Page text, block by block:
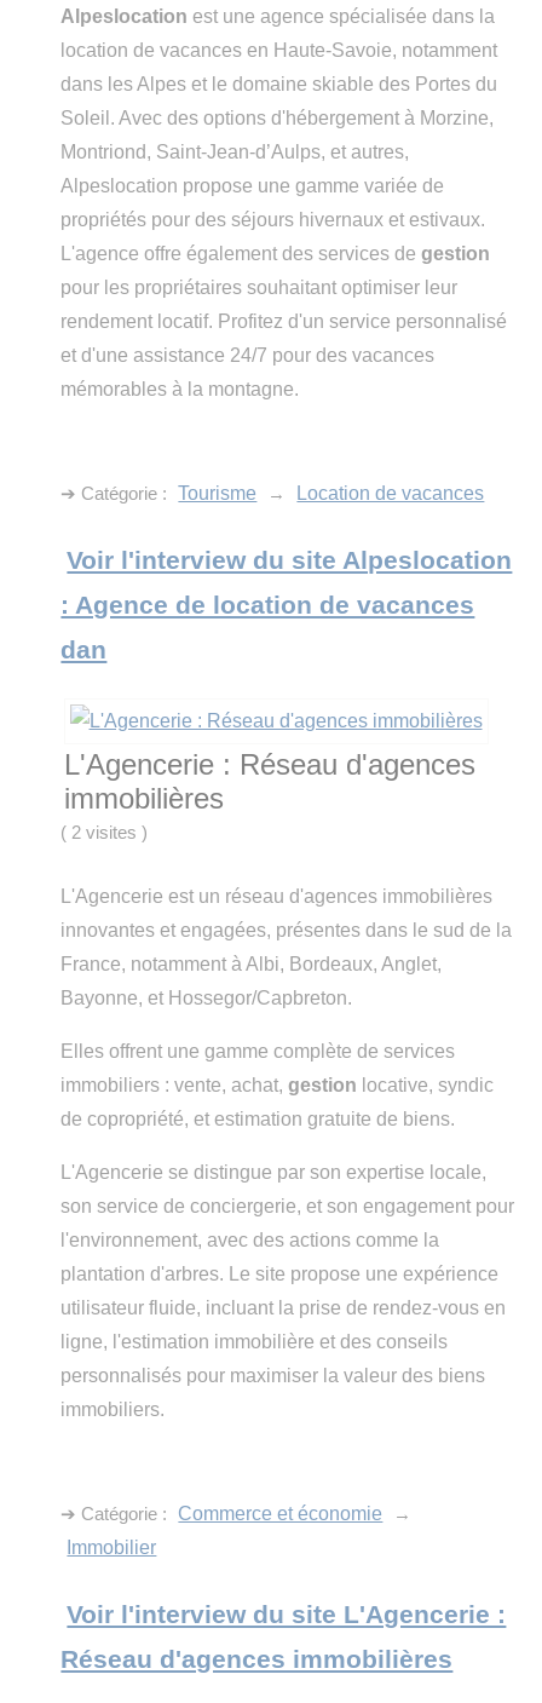
Alpeslocation est une agence spécialisée dans la
location de vacances en Haute-Savoie, notamment
dans les Alpes et le domaine skiable des Portes du
Soleil. Avec des options d'hébergement à Morzine,
Montriond, Saint-Jean-d’Aulps, et autres,
Alpeslocation propose une gamme variée de
propriétés pour des séjours hivernaux et estivaux.
L'agence offre également des services degestion
pour les propriétaires souhaitant optimiser leur
rendement locatif. Profitez d'un service personnalisé
et d'une assistance 24/7 pour des vacances
mémorables à la montagne.
➔ Catégorie : Tourisme → Location de vacances
Voir l'interview du site Alpeslocation
: Agence de location de vacances
dan
L'Agencerie : Réseau d'agences
immobilières
( 2 visites)
L'Agencerie est un réseau d'agences immobilières
innovantes et engagées, présentes dans le sud de la
France, notamment à Albi, Bordeaux, Anglet,
Bayonne, et Hossegor/Capbreton.
Elles offrent une gamme complète de services
immobiliers : vente, achat,gestion locative, syndic
de copropriété, et estimation gratuite de biens.
L'Agencerie se distingue par son expertise locale,
son service de conciergerie, et son engagement pour
l'environnement, avec des actions comme la
plantation d'arbres. Le site propose une expérience
utilisateur fluide, incluant la prise de rendez-vous en
ligne, l'estimation immobilière et des conseils
personnalisés pour maximiser la valeur des biens
immobiliers.
➔ Catégorie : Commerce et économie
→
Immobilier
Voir l'interview du site L'Agencerie :
Réseau d'agences immobilières